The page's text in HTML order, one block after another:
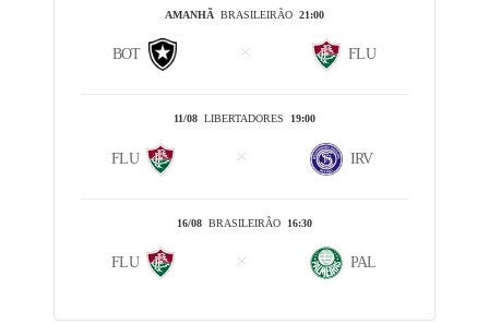
AMANHÃBRASILEIRÃO 21:00
BOT FLU
11/08LIBERTADORES 19:00
FLU IRV
16/08BRASILEIRÃO 16:30
FLU PAL